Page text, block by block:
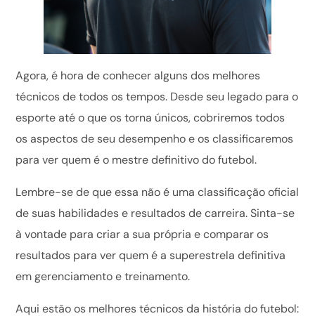
Agora, é hora de conhecer alguns dos melhores
técnicos de todos os tempos. Desde seu legado para o
esporte até o que os torna únicos, cobriremos todos
os aspectos de seu desempenho e os classificaremos
para ver quem é o mestre definitivo do futebol.
Lembre-se de que essa não é uma classificação oficial
de suas habilidades e resultados de carreira. Sinta-se
à vontade para criar a sua própria e comparar os
resultados para ver quem é a superestrela definitiva
em gerenciamento e treinamento.
Aqui estão os melhores técnicos da história do futebol: